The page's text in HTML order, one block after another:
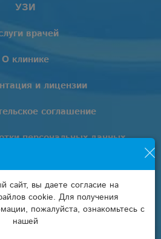
УЗИ
врачей
О клинике
и лицензии
соглашение
персональных данных
205-02-02
lab.ru
сайт, вы даете согласие на
cookie. Для получения
пожалуйста, ознакомьтесь с
нашей